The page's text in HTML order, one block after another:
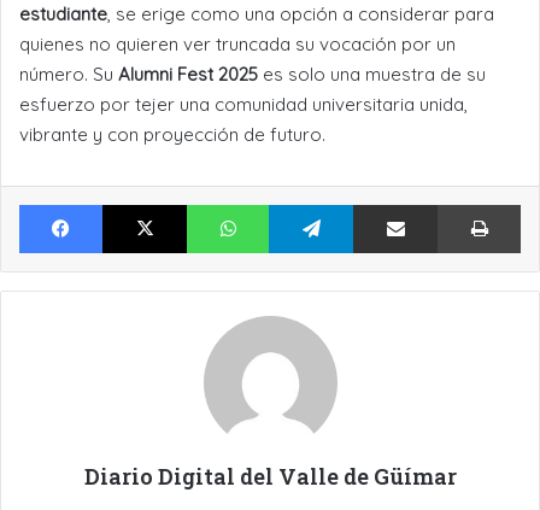
estudiante , se erige como una opción a considerar para
quienes no quieren ver truncada su vocación por un
número. Su Alumni Fest 2025 es solo una muestra de su
esfuerzo por tejer una comunidad universitaria unida,
vibrante y con proyección de futuro.
Facebook X WhatsApp Telegram Compartir por Email
Diario Digital del Valle de Güímar